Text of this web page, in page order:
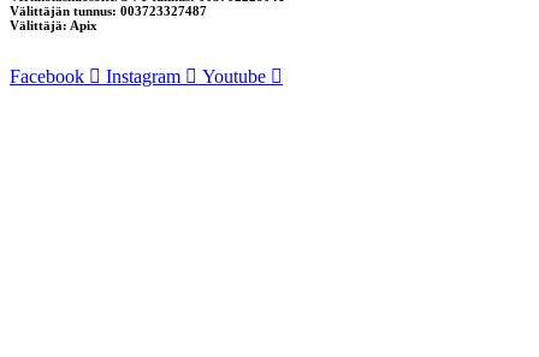
Välittäjän tunnus: 003723327487
Välittäjä: Apix
Facebook Instagram Youtube